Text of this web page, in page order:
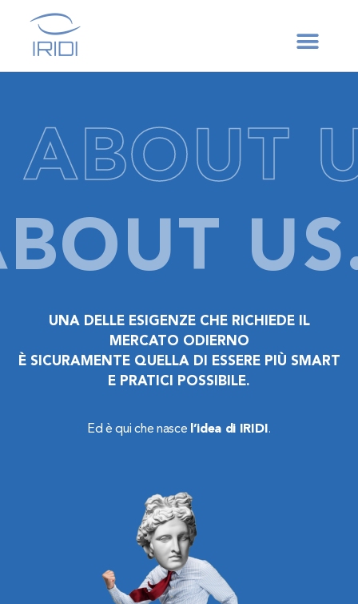
ABOUT
UNA DELLE ESIGENZE CHE RICHIEDE IL
MERCATO ODIERNO
È SICURAMENTE QUELLA DI ESSERE PIÙ SMART
E PRATICI POSSIBILE.
Ed è qui che nasce l’idea di IRIDI .